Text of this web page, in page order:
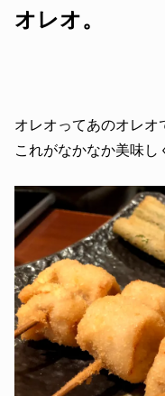
オレオ。
オレオってあのオレオ
これがなかなか美味し